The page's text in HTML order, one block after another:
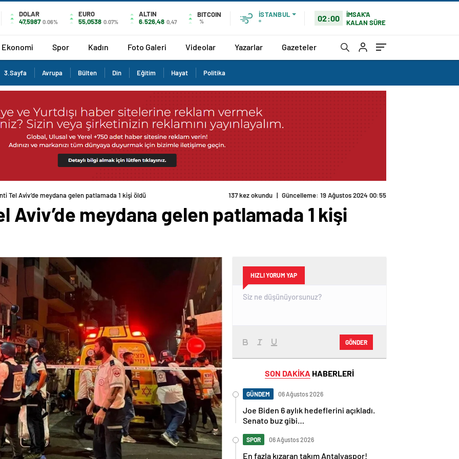
DOLAR
47,5987 0.06%
EURO
55,0538 0.07%
ALTIN
6.526,48 0,47
BITCOIN
%
İSTANBUL
°
02:00
İMSAK'A
KALAN SÜRE
Ekonomi Spor Kadın Foto Galeri Videolar Yazarlar Gazeteler
3.Sayfa Avrupa Bülten Din Eğitim Hayat Politika
Tel Aviv’de meydana gelen patlamada 1 kişi öldü
Aviv’de meydana gelen patlamada 1 kişi
HIZLI YORUM YAP
GÖNDER
SON DAKİKA HABERLERİ
GÜNDEM 06 Ağustos 2026
Joe Biden 6 aylık hedeflerini açıkladı.
Senato buz gibi…
SPOR 06 Ağustos 2026
En fazla kızaran takım Antalyaspor!